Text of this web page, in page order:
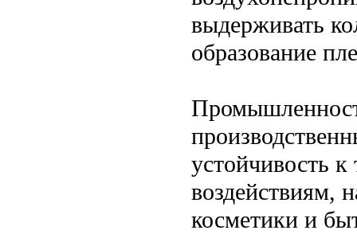
выдерживать
образование
устойчивость
воздействиям,
косметики и